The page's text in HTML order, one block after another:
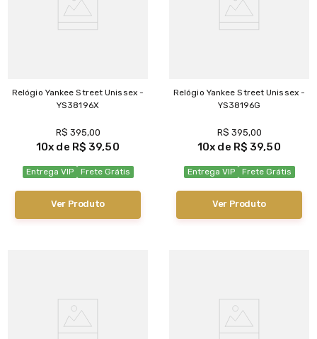
Relógio Yankee Street Unissex -
YS38196X
R$ 395,00
10 R$ 39,50
Entrega VIP Frete Grátis
Ver Produto
Relógio Yankee Street Unissex -
YS38196G
R$ 395,00
10 R$ 39,50
Entrega VIP Frete Grátis
Ver Produto